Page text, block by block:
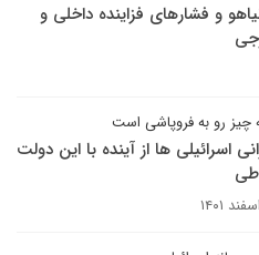
و فشارهای فزاینده داخلی و
چیز رو به فروپاشی است
اسرائیلی ها از آینده با این دولت